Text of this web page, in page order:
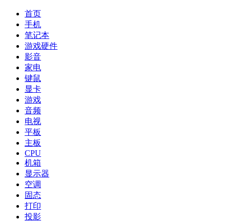
首页
手机
笔记本
游戏硬件
影音
家电
键鼠
显卡
游戏
音频
电视
平板
主板
CPU
机箱
显示器
空调
固态
打印
投影